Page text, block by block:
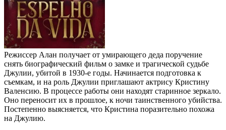
Режиссер Алан получает от умирающего деда поручение
снять биографический фильм о замке и трагической судьбе
Джулии, убитой в 1930‑е годы. Начинается подготовка к
съемкам, и на роль Джулии приглашают актрису Кристину
Валенсию. В процессе работы они находят старинное зеркало.
Оно переносит их в прошлое, к ночи таинственного убийства.
Постепенно выясняется, что Кристина поразительно похожа
на Джулию.